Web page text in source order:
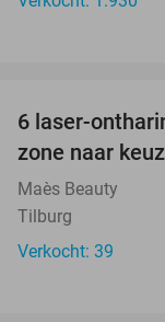
6 laser-
zone naar
Maès Beauty
Tilburg
Verkocht: 39